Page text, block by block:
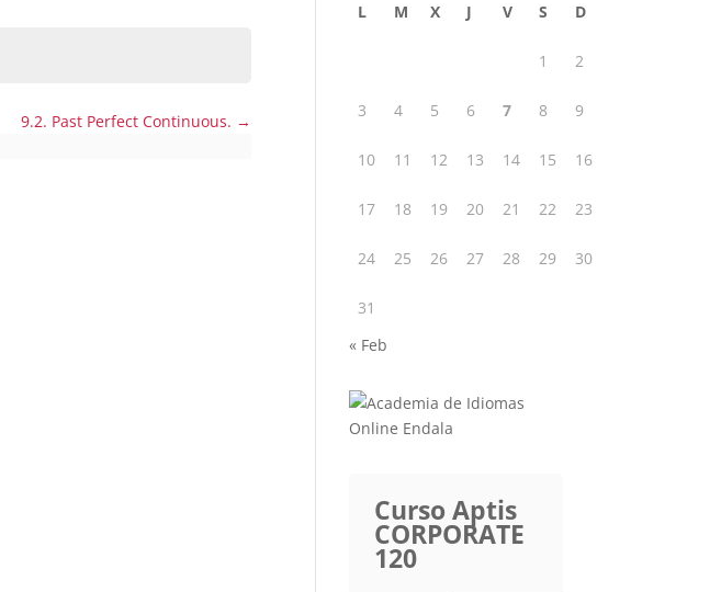
9.2. Past Perfect Continuous.
L M X J V S D
1 2
3 4 5 6 7 8 9
10 11 12 13 14 15 16
17 18 19 20 21 22 23
24 25 26 27 28 29 30
31
« Feb
Curso Aptis
CORPORATE
120